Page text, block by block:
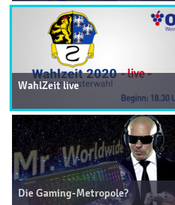
WahlZeit live
Die Gaming-Metropole?